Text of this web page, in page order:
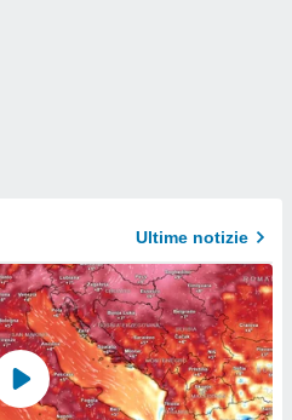
Ultime notizie